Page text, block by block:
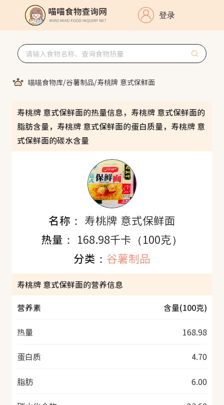
登录
喵喵食物库/谷薯制品/寿桃牌 意式保鲜面
寿桃牌 意式保鲜面的热量信息，寿桃牌 意式保鲜面的
脂肪含量，寿桃牌 意式保鲜面的蛋白质量，寿桃牌 意
式保鲜面的碳水含量
名称： 寿桃牌 意式保鲜面
热量： 168.98千卡（100克）
分类： 谷薯制品
寿桃牌 意式保鲜面的营养信息
营养素
含量(100克)
热量 168.98
蛋白质 4.70
脂肪 6.00